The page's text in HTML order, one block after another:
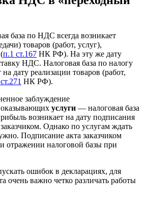
база по НДС всегда возникает
товаров (работ, услуг),
п.1 ст.167 НК РФ). На эту же дату
НДС. Налоговая база по налогу
дату реализации товаров (работ,
НК РФ).
заблуждение
оказывающих услуги — налоговая база
возникает на дату подписания
Однако по услугам ждать
Подписание акта заказчиком
отражении налоговой базы при
ошибок в декларациях, для
очень важно четко различать работы